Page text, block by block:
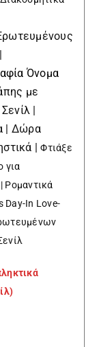
Όνομα
με
|
| Δώρα
|Φτιάξε
για
Ρομαντικά
Day-In Love-